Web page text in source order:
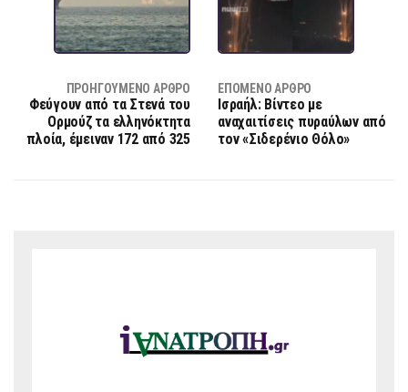
ΠΡΟΗΓΟΎΜΕΝΟ ΆΡΘΡΟ
Φεύγουν από τα Στενά του
Ορμούζ τα ελληνόκτητα
πλοία, έμειναν 172 από 325
ΕΠΌΜΕΝΟ ΆΡΘΡΟ
Ισραήλ: Βίντεο με
αναχαιτίσεις πυραύλων από
τον «Σιδερένιο Θόλο»